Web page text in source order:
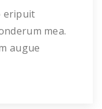
eripuit
mea.
augue